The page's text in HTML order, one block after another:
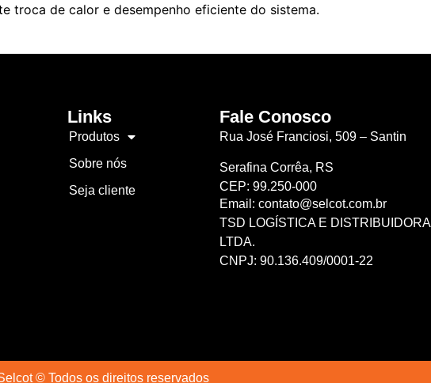
troca de calor e desempenho eficiente do sistema.
Links
Produtos
Sobre nós
Seja cliente
Fale Conosco
Rua José Franciosi, 509 – Santin
Serafina Corrêa, RS
CEP: 99.250-000
Email: contato@selcot.com.br
TSD LOGÍSTICA E DISTRIBUIDORA
LTDA.
CNPJ: 90.136.409/0001-22
© Todos os direitos reservados